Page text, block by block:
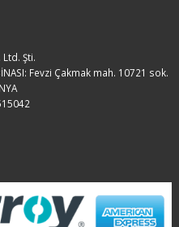
Ltd. Şti.
Fevzi Çakmak mah. 10721 sok.